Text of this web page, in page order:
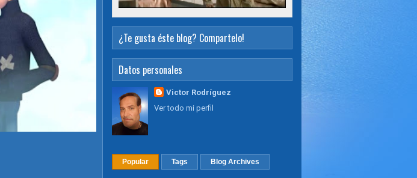
¿Te gusta éste blog? Compartelo!
Datos personales
Victor Rodríguez
Ver todo mi perfil
Popular Tags Blog Archives